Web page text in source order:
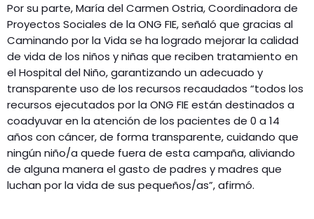
Por su parte, María del Carmen Ostria, Coordinadora de
Proyectos Sociales de la ONG FIE, señaló que gracias al
Caminando por la Vida se ha logrado mejorar la calidad
de vida de los niños y niñas que reciben tratamiento en
el Hospital del Niño, garantizando un adecuado y
transparente uso de los recursos recaudados “todos los
recursos ejecutados por la ONG FIE están destinados a
coadyuvar en la atención de los pacientes de 0 a 14
años con cáncer, de forma transparente, cuidando que
ningún niño/a quede fuera de esta campaña, aliviando
de alguna manera el gasto de padres y madres que
luchan por la vida de sus pequeños/as”, afirmó.